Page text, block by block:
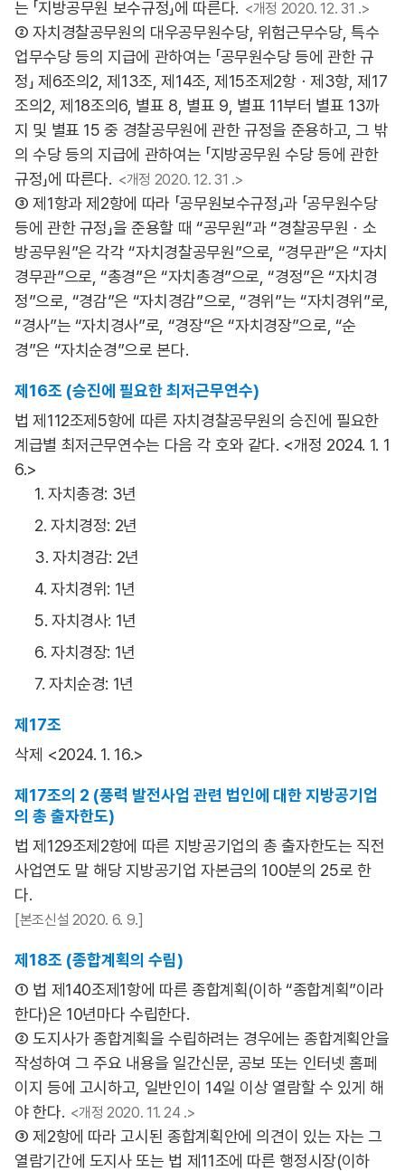
는 「지방공무원 보수규정」에 따른다. <개정 2020. 12. 31 .>
② 자치경찰공무원의 대우공무원수당, 위험근무수당, 특수
업무수당 등의 지급에 관하여는 「공무원수당 등에 관한 규
정」 제6조의2, 제13조, 제14조, 제15조제2항ㆍ제3항, 제17
조의2, 제18조의6, 별표 8, 별표 9, 별표 11부터 별표 13까
지 및 별표 15 중 경찰공무원에 관한 규정을 준용하고, 그 밖
의 수당 등의 지급에 관하여는 「지방공무원 수당 등에 관한
규정」에 따른다. <개정 2020. 12. 31 .>
③ 제1항과 제2항에 따라 「공무원보수규정」과 「공무원수당
등에 관한 규정」을 준용할 때 “공무원”과 “경찰공무원ㆍ소
방공무원”은 각각 “자치경찰공무원”으로, “경무관”은 “자치
경무관”으로, “총경”은 “자치총경”으로, “경정”은 “자치경
정”으로, “경감”은 “자치경감”으로, “경위”는 “자치경위”로,
“경사”는 “자치경사”로, “경장”은 “자치경장”으로, “순
경”은 “자치순경”으로 본다.
제16조 (승진에 필요한 최저근무연수)
법 제112조제5항에 따른 자치경찰공무원의 승진에 필요한
계급별 최저근무연수는 다음 각 호와 같다. <개정 2024. 1. 1
6.>
1. 자치총경: 3년
2. 자치경정: 2년
3. 자치경감: 2년
4. 자치경위: 1년
5. 자치경사: 1년
6. 자치경장: 1년
7. 자치순경: 1년
제17조
삭제 <2024. 1. 16.>
제17조의 2 (풍력 발전사업 관련 법인에 대한 지방공기업
의 총 출자한도)
법 제129조제2항에 따른 지방공기업의 총 출자한도는 직전
사업연도 말 해당 지방공기업 자본금의 100분의 25로 한
다.
[본조신설 2020. 6. 9.]
제18조 (종합계획의 수립)
① 법 제140조제1항에 따른 종합계획(이하 “종합계획”이라
한다)은 10년마다 수립한다.
② 도지사가 종합계획을 수립하려는 경우에는 종합계획안을
작성하여 그 주요 내용을 일간신문, 공보 또는 인터넷 홈페
이지 등에 고시하고, 일반인이 14일 이상 열람할 수 있게 해
야 한다. <개정 2020. 11. 24 .>
③ 제2항에 따라 고시된 종합계획안에 의견이 있는 자는 그
열람기간에 도지사 또는 법 제11조에 따른 행정시장(이하